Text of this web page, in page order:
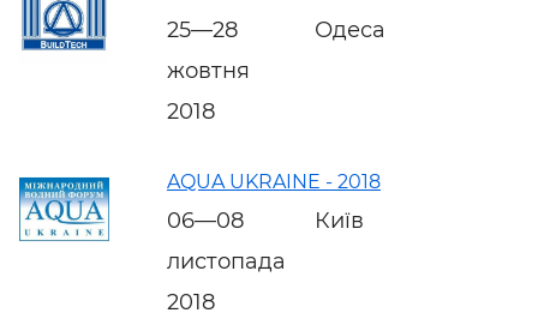
25—28
жовтня
2018
Одеса
AQUA UKRAINE - 2018
06—08
листопада
2018
Київ